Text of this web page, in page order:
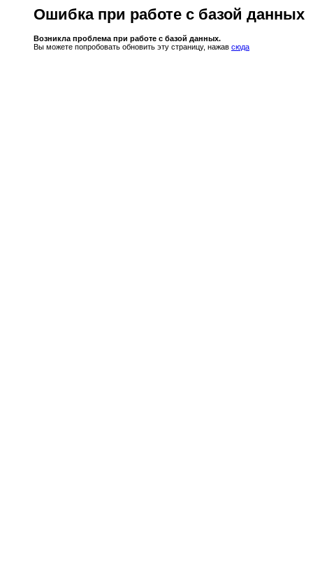
Ошибка при работе с базой данных
Возникла проблема при работе с базой данных.
Вы можете попробовать обновить эту страницу, нажав сюда